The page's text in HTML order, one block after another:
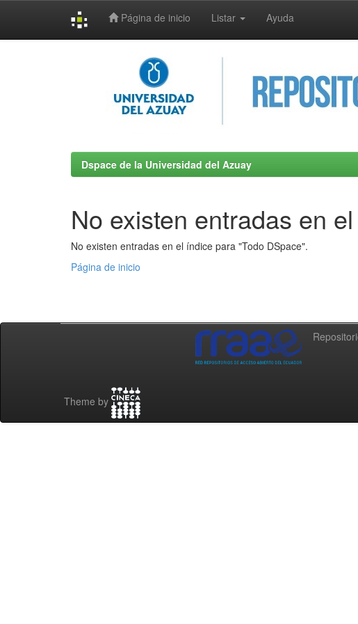
Página de inicio Listar Ayuda
Dspace de la Universidad del Azuay
No existen entradas en
No existen entradas en el índice para "Todo DSpace".
Página de inicio
Theme by